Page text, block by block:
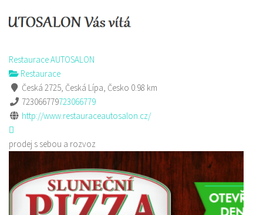
Restaurace AUTOSALON
Restaurace
Česká 2725, Česká Lípa, Česko 0.98 km
723066779723066779
http://www.restauraceautosalon.cz/
prodej s sebou a rozvoz